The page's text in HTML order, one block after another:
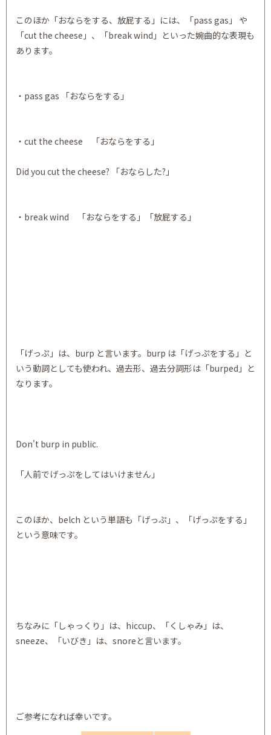
このほか「おならをする、放屁する」には、「pass gas」 や
「cut the cheese」、「break wind」といった婉曲的な表現も
あります。
・pass gas 「おならをする」
・cut the cheese 「おならをする」
Did you cut the cheese? 「おならした?」
・break wind 「おならをする」「放屁する」
「げっぷ」は、burp と言います。burp は「げっぷをする」と
いう動詞としても使われ、過去形、過去分詞形は「burped」と
なります。
Don't burp in public.
「人前でげっぷをしてはいけません」
このほか、belch という単語も「げっぷ」、「げっぷをする」
という意味です。
ちなみに「しゃっくり」は、hiccup、「くしゃみ」は、
sneeze、「いびき」は、snoreと言います。
ご参考になれば幸いです。